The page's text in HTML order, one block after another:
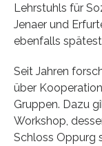
Lehrstuhls für
Jenaer und
ebenfalls
Seit Jahren
über
Gruppen. Dazu
Workshop,
Schloss Oppurg